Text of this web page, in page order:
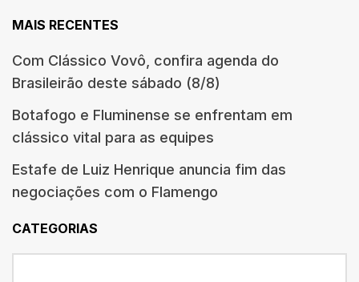
MAIS RECENTES
Com Clássico Vovô, confira agenda do
Brasileirão deste sábado (8/8)
Botafogo e Fluminense se enfrentam em
clássico vital para as equipes
Estafe de Luiz Henrique anuncia fim das
negociações com o Flamengo
CATEGORIAS